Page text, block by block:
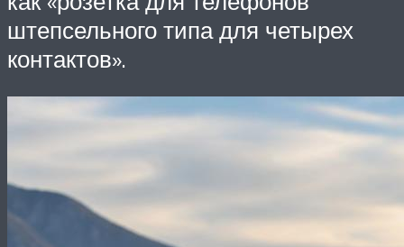
штепсельного типа для четырех
контактов».